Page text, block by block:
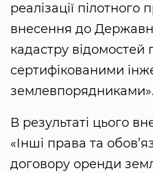
реалізації
внесення до
кадастру відомостей
сертифікованими
землевпорядниками».
В результаті цього
«Інші права та
договору оренди